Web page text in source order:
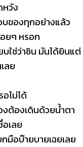
หวัง
บของทุกอย่างแล้ว
ยๆ หรอก
ใช่ว่าชิน มันได้ยินแต่
ลย
ไม่ได้
ต้องเดินด้วยน้ำตา
อเลย
มือบ๊ายบายเฉยเลย